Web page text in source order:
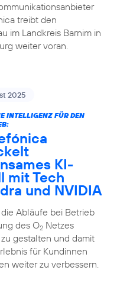
treibt den
im Landkreis Barnim in
weiter voran.
2025
INTELLIGENZ FÜR DEN
KI-
mit Tech
und NVIDIA
Abläufe bei Betrieb
des O2Netzes
gestalten und damit
für Kundinnen
weiter zu verbessern.